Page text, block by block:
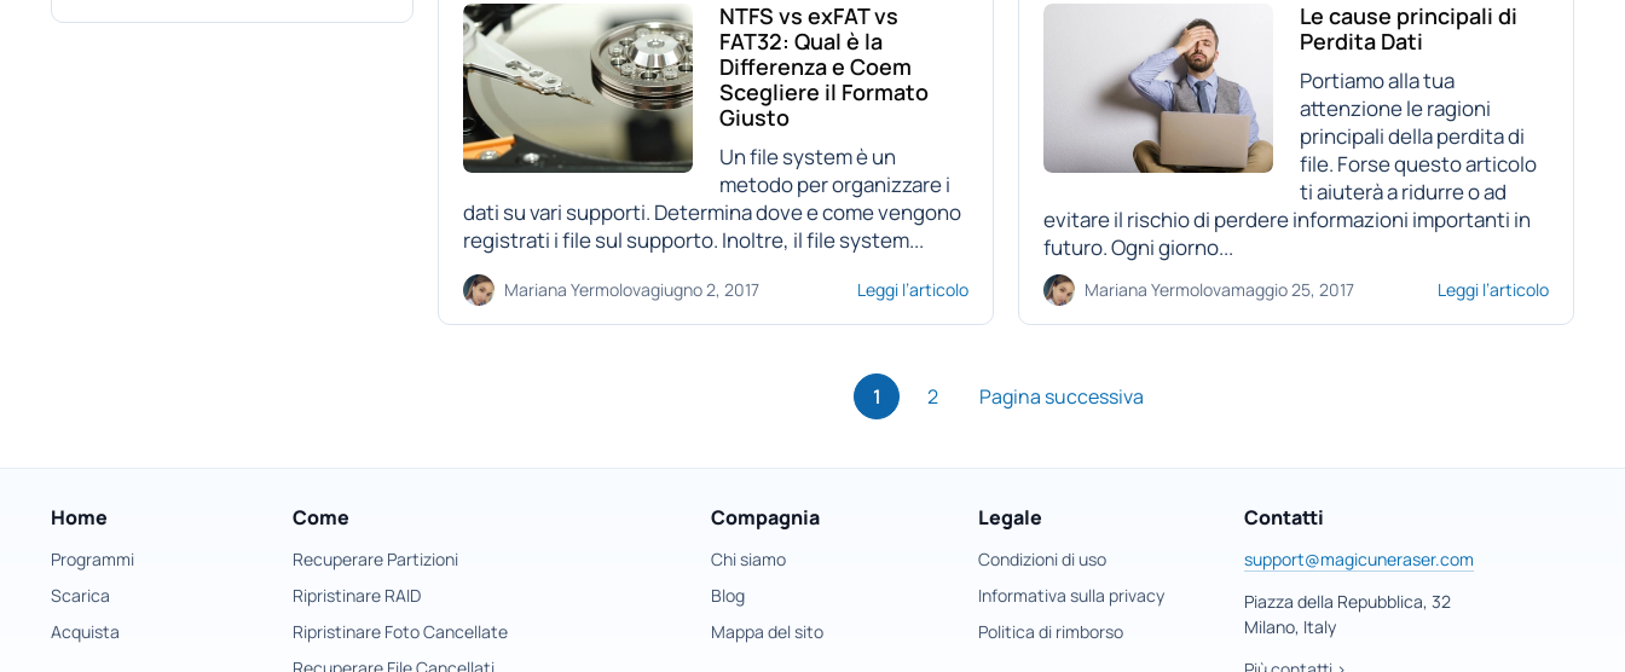
NTFS vs exFAT vs
FAT32: Qual è la
Differenza e Coem
Scegliere il Formato
Giusto
Un file system è un
metodo per organizzare i
dati su vari supporti. Determina dove e come vengono
registrati i file sul supporto. Inoltre, il file system...
Mariana Yermolovagiugno 2, 2017 Leggi l’articolo
Le cause principali di
Perdita Dati
Portiamo alla tua
attenzione le ragioni
principali della perdita di
file. Forse questo articolo
ti aiuterà a ridurre o ad
evitare il rischio di perdere informazioni importanti in
futuro. Ogni giorno...
Mariana Yermolovamaggio 25, 2017 Leggi l’articolo
1 2 Pagina successiva
Home
Programmi
Scarica
Acquista
Come
Recuperare Partizioni
Ripristinare RAID
Ripristinare Foto Cancellate
Compagnia
Chi siamo
Blog
Mappa del sito
Legale
Condizioni di uso
Informativa sulla privacy
Politica di rimborso
Contatti
support@magicuneraser.com
Piazza della Repubblica, 32
Milano, Italy